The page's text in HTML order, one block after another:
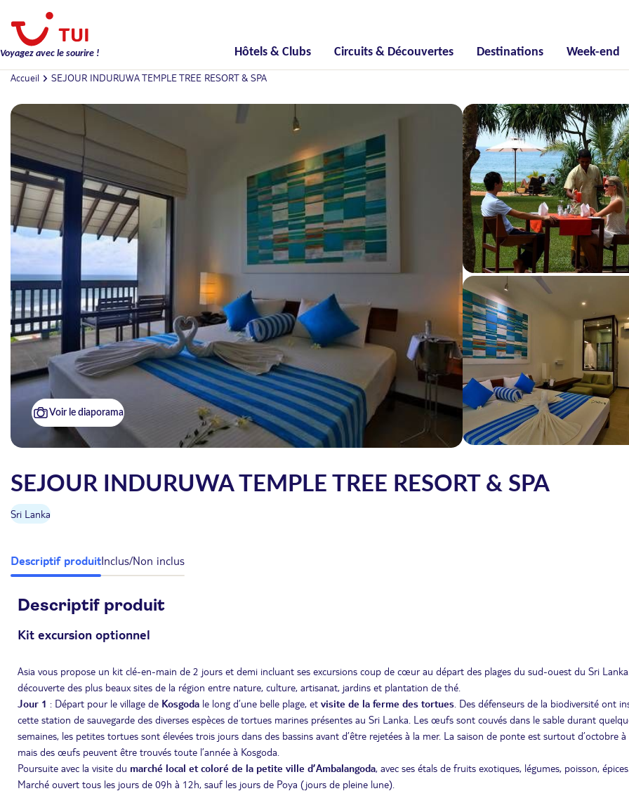
Voyagez avec le sourire ! Hôtels & Clubs Circuits & Découvertes Destinations Week-end
Accueil SEJOUR INDURUWA TEMPLE TREE RESORT & SPA
Voir le diaporama
SEJOUR INDURUWA TEMPLE TREE RESORT & SPA
Sri Lanka
Descriptif produitInclus/Non inclus
Descriptif produit
Kit excursion optionnel
Asia vous propose un kit clé-en-main de 2 jours et demi incluant ses excursions coup de cœur au départ des plages du sud-ouest du Sri
découverte des plus beaux sites de la région entre nature, culture, artisanat, jardins et plantation de thé.
Jour 1 : Départ pour le village de Kosgoda le long d’une belle plage, et visite de la ferme des tortues . Des défenseurs de la biodiversité ont
cette station de sauvegarde des diverses espèces de tortues marines présentes au Sri Lanka. Les œufs sont couvés dans le sable durant
semaines, les petites tortues sont élevées trois jours dans des bassins avant d’être rejetées à la mer. La saison de ponte est surtout d’octobre à
mais des œufs peuvent être trouvés toute l’année à Kosgoda.
Poursuite avec la visite du marché local et coloré de la petite ville d’Ambalangoda, avec ses étals de fruits exotiques, légumes, poisson, épices…
Marché ouvert tous les jours de 09h à 12h, sauf les jours de Poya (jours de pleine lune).